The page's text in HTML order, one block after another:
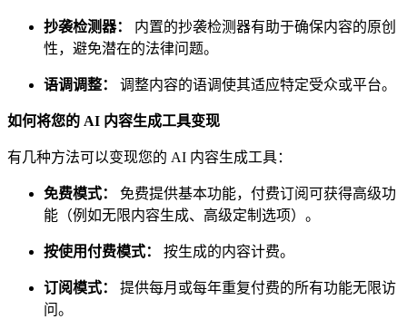
抄袭检测器：
内置的抄袭检测器有助于确保内容的原创
性，避免潜在的法律问题。
语调调整： 调整内容的语调使其适应特定受众或平台。
如何将您的 AI 内容生成工具变现
有几种方法可以变现您的 AI 内容生成工具：
免费模式：
免费提供基本功能，付费订阅可获得高级功
能（例如无限内容生成、高级定制选项）。
按使用付费模式： 按生成的内容计费。
订阅模式：
提供每月或每年重复付费的所有功能无限访
问。